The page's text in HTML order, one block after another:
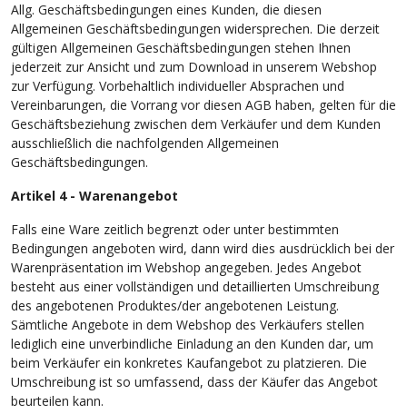
Allg. Geschäftsbedingungen eines Kunden, die diesen
Allgemeinen Geschäftsbedingungen widersprechen. Die derzeit
gültigen Allgemeinen Geschäftsbedingungen stehen Ihnen
jederzeit zur Ansicht und zum Download in unserem Webshop
zur Verfügung. Vorbehaltlich individueller Absprachen und
Vereinbarungen, die Vorrang vor diesen AGB haben, gelten für die
Geschäftsbeziehung zwischen dem Verkäufer und dem Kunden
ausschließlich die nachfolgenden Allgemeinen
Geschäftsbedingungen.
Artikel 4 - Warenangebot
Falls eine Ware zeitlich begrenzt oder unter bestimmten
Bedingungen angeboten wird, dann wird dies ausdrücklich bei der
Warenpräsentation im Webshop angegeben. Jedes Angebot
besteht aus einer vollständigen und detaillierten Umschreibung
des angebotenen Produktes/der angebotenen Leistung.
Sämtliche Angebote in dem Webshop des Verkäufers stellen
lediglich eine unverbindliche Einladung an den Kunden dar, um
beim Verkäufer ein konkretes Kaufangebot zu platzieren. Die
Umschreibung ist so umfassend, dass der Käufer das Angebot
beurteilen kann.